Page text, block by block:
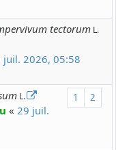
tectorum L.
juil. 2026, 05:58
1 2
L.
« 29 juil.